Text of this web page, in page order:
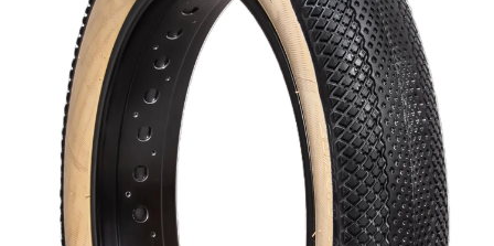
https://www.doctortrotineta.ro/frane
Discuri frana
Placute de frana
Manete de frana
Etrieri
https://www.doctortrotineta.ro/lumini
Stop trotineta
Faruri